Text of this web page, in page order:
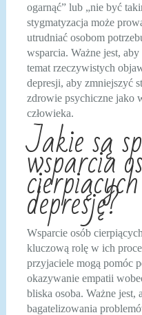
ogarnąć” lub „nie być
stygmatyzacja może
utrudniać osobom
wsparcia. Ważne jest,
temat rzeczywistych
depresji, aby zmniejszyć
zdrowie psychiczne jako
człowieka.
Jakie są
wsparcia
depresję?
Wsparcie osób
kluczową rolę w ich
przyjaciele mogą pomóc
okazywanie empatii
bliska osoba. Ważne jest,
bagatelizowania